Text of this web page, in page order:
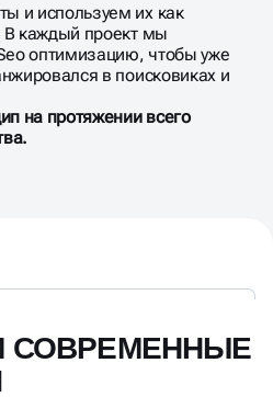
и используем их как
В каждый проект мы
оптимизацию, чтобы уже
в поисковиках и
на протяжении всего
СОВРЕМЕННЫЕ